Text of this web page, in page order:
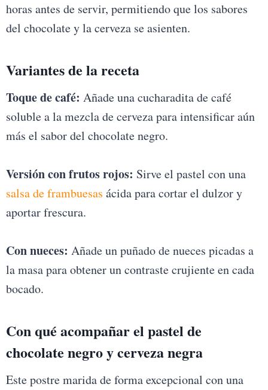
horas antes de servir, permitiendo que los sabores
del chocolate y la cerveza se asienten.
Variantes de la receta
Toque de café: Añade una cucharadita de café
soluble a la mezcla de cerveza para intensificar aún
más el sabor del chocolate negro.
Versión con frutos rojos: Sirve el pastel con una
salsa de frambuesas ácida para cortar el dulzor y
aportar frescura.
Con nueces: Añade un puñado de nueces picadas a
la masa para obtener un contraste crujiente en cada
bocado.
Con qué acompañar el pastel de
chocolate negro y cerveza negra
Este postre marida de forma excepcional con una